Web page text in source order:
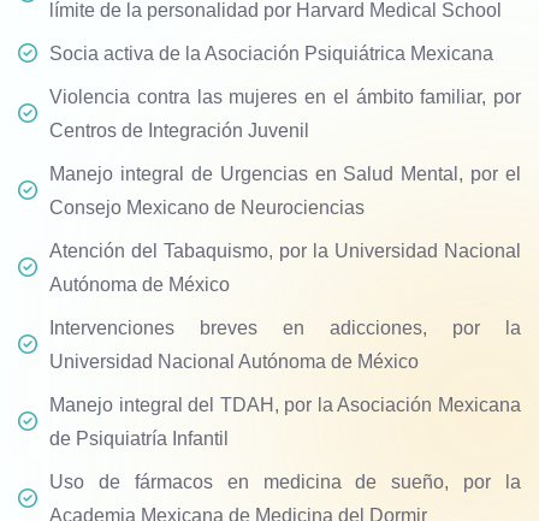
límite de la personalidad por Harvard Medical School
Socia activa de la Asociación Psiquiátrica Mexicana
Violencia contra las mujeres en el ámbito familiar, por
Centros de Integración Juvenil
Manejo integral de Urgencias en Salud Mental, por el
Consejo Mexicano de Neurociencias
Atención del Tabaquismo, por la Universidad Nacional
Autónoma de México
Intervenciones breves en adicciones, por la
Universidad Nacional Autónoma de México
Manejo integral del TDAH, por la Asociación Mexicana
de Psiquiatría Infantil
Uso de fármacos en medicina de sueño, por la
Academia Mexicana de Medicina del Dormir